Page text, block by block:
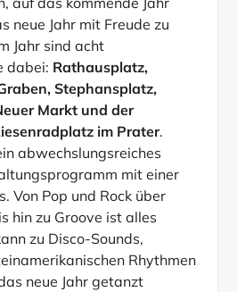
neue Jahr mit Freude zu
Jahr sind acht
dabei: Rathausplatz,
Stephansplatz,
Markt und der
im Prater.
abwechslungsreiches
mit einer
Von Pop und Rock über
hin zu Groove ist alles
zu Disco-Sounds,
Rhythmen
neue Jahr getanzt